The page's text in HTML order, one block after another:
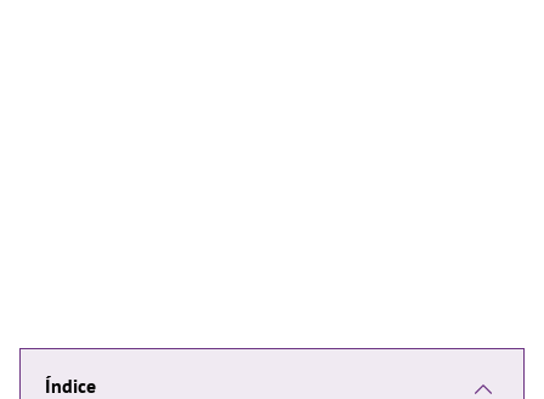
Índice